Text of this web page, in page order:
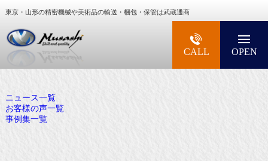
東京・山形の精密機械や美術品の輸送・梱包・保管は武蔵通商
大型精密機械・美術品・高級楽器の梱包・輸送
CALL OPEN
ニュース一覧
お客様の声一覧
事例集一覧